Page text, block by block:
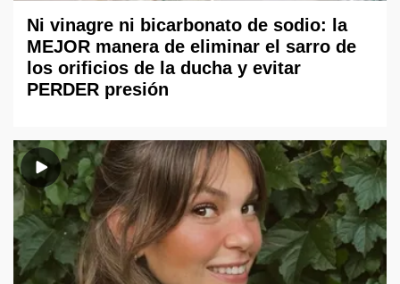
Ni vinagre ni bicarbonato de sodio: la
MEJOR manera de eliminar el sarro de
los orificios de la ducha y evitar
PERDER presión